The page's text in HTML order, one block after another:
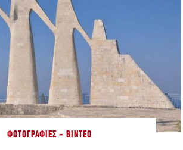
ΦΩΤΟΓΡΑΦΊΕΣ - ΒΊΝΤΕΟ